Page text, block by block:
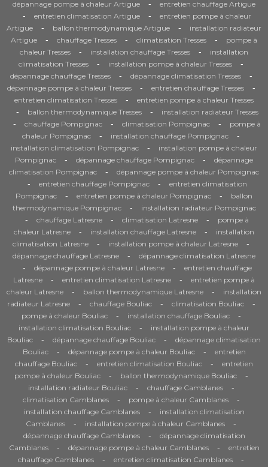
dépannage pompe à chaleur Artigue - entretien chauffage Artigue
- entretien climatisation Artigue -
entretien pompe à chaleur
Artigue
- ballon thermodynamique Artigue -
installation radiateur
Artigue
- chauffage Tresses - climatisation Tresses -
pompe à
chaleur Tresses
- installation chauffage Tresses -
installation
climatisation Tresses
- installation pompe à chaleur Tresses -
dépannage chauffage Tresses - dépannage climatisation Tresses -
dépannage pompe à chaleur Tresses - entretien chauffage Tresses -
entretien climatisation Tresses - entretien pompe à chaleur Tresses
- ballon thermodynamique Tresses - installation radiateur Tresses
- chauffage Pompignac - climatisation Pompignac -
pompe à
chaleur Pompignac
- installation chauffage Pompignac -
installation climatisation Pompignac -
installation pompe à chaleur
Pompignac
- dépannage chauffage Pompignac -
dépannage
climatisation Pompignac
- dépannage pompe à chaleur Pompignac
- entretien chauffage Pompignac -
entretien climatisation
Pompignac
- entretien pompe à chaleur Pompignac -
ballon
thermodynamique Pompignac
- installation radiateur Pompignac
- chauffage Latresne - climatisation Latresne -
pompe à
chaleur Latresne
- installation chauffage Latresne -
installation
climatisation Latresne
- installation pompe à chaleur Latresne -
dépannage chauffage Latresne - dépannage climatisation Latresne
- dépannage pompe à chaleur Latresne -
entretien chauffage
Latresne
- entretien climatisation Latresne -
entretien pompe à
chaleur Latresne
- ballon thermodynamique Latresne -
installation
radiateur Latresne
- chauffage Bouliac - climatisation Bouliac -
pompe à chaleur Bouliac - installation chauffage Bouliac -
installation climatisation Bouliac -
installation pompe à chaleur
Bouliac
- dépannage chauffage Bouliac -
dépannage climatisation
Bouliac
- dépannage pompe à chaleur Bouliac -
entretien
chauffage Bouliac
- entretien climatisation Bouliac -
entretien
pompe à chaleur Bouliac
- ballon thermodynamique Bouliac -
installation radiateur Bouliac - chauffage Camblanes -
climatisation Camblanes - pompe à chaleur Camblanes -
installation chauffage Camblanes -
installation climatisation
Camblanes
- installation pompe à chaleur Camblanes -
dépannage chauffage Camblanes -
dépannage climatisation
Camblanes
- dépannage pompe à chaleur Camblanes -
entretien
chauffage Camblanes
- entretien climatisation Camblanes -